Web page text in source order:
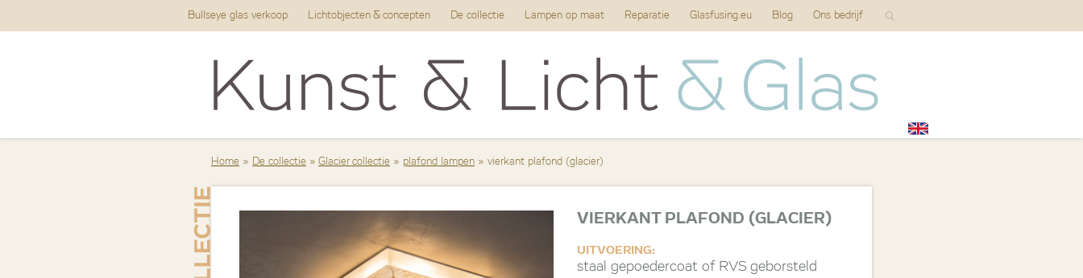
Bullseye glas verkoop Lichtobjecten & concepten De collectie Lampen op maat Reparatie Glasfusing.eu Blog Ons bedrijf
Home » De collectie » Glacier collectie » plafond lampen » vierkant plafond (glacier)
VIERKANT PLAFOND (GLACIER)
UITVOERING:
staal gepoedercoat of RVS geborsteld